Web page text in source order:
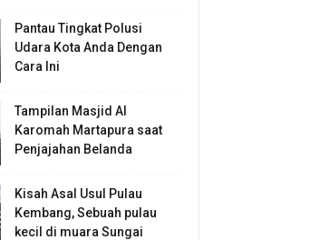
Pantau Tingkat Polusi
Udara Kota Anda Dengan
Cara Ini
Tampilan Masjid Al
Karomah Martapura saat
Penjajahan Belanda
Kisah Asal Usul Pulau
Kembang, Sebuah pulau
kecil di muara Sungai